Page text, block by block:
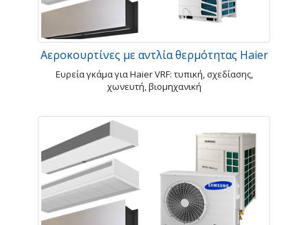
Αεροκουρτίνες με αντλία θερμότητας Haier
Ευρεία γκάμα για Haier VRF: τυπική, σχεδίασης,
χωνευτή, βιομηχανική